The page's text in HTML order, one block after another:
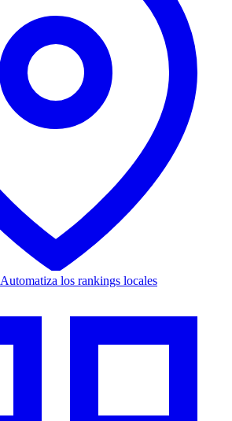
Automatiza los rankings locales